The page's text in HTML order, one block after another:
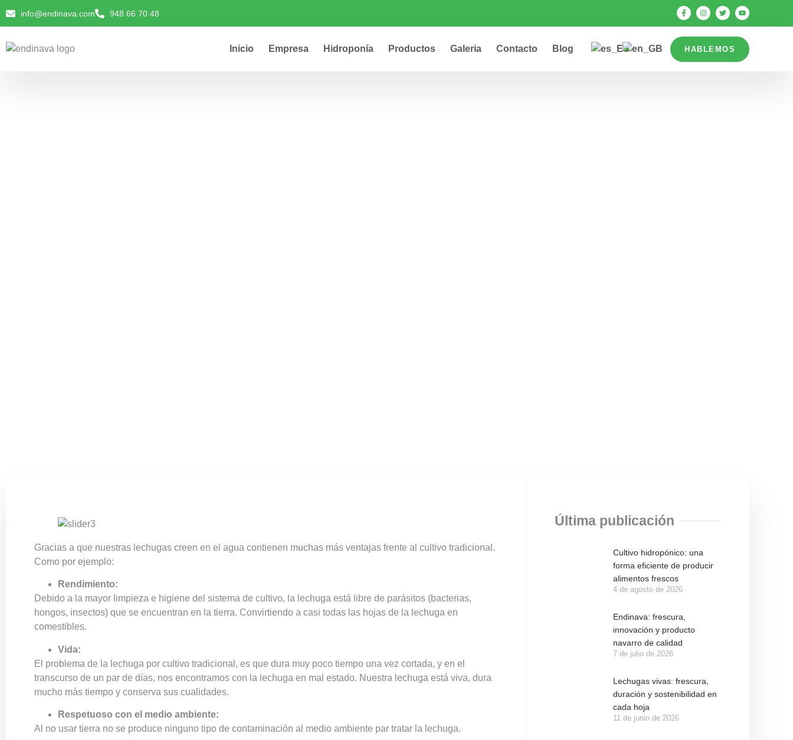
info@endinava.com 948 66 70 48
Inicio Empresa Hidroponía Productos Galeria Contacto Blog HABLEMOS
Gracias a que nuestras lechugas creen en el agua contienen muchas más ventajas frente al cultivo tradicional.
Como por ejemplo:
Rendimiento:
Debido a la mayor limpieza e higiene del sistema de cultivo, la lechuga está libre de parásitos (bacterias,
hongos, insectos) que se encuentran en la tierra. Convirtiendo a casi todas las hojas de la lechuga en
comestibles.
Vida:
El problema de la lechuga por cultivo tradicional, es que dura muy poco tiempo una vez cortada, y en el
transcurso de un par de días, nos encontramos con la lechuga en mal estado. Nuestra lechuga está viva, dura
mucho más tiempo y conserva sus cualidades.
Respetuoso con el medio ambiente:
Al no usar tierra no se produce ninguno tipo de contaminación al medio ambiente par tratar la lechuga.
Última publicación
Cultivo hidropónico: una
forma eficiente de producir
alimentos frescos
4 de agosto de 2026
Endinava: frescura,
innovación y producto
navarro de calidad
7 de julio de 2026
Lechugas vivas: frescura,
duración y sostenibilidad en
cada hoja
11 de junio de 2026